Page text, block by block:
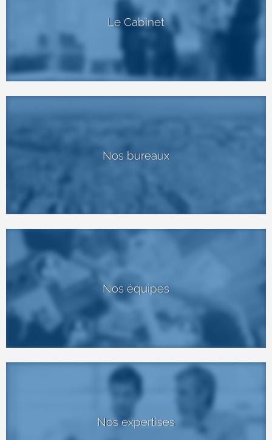
Le Cabinet
Nos bureaux
Nos équipes
Nos expertises